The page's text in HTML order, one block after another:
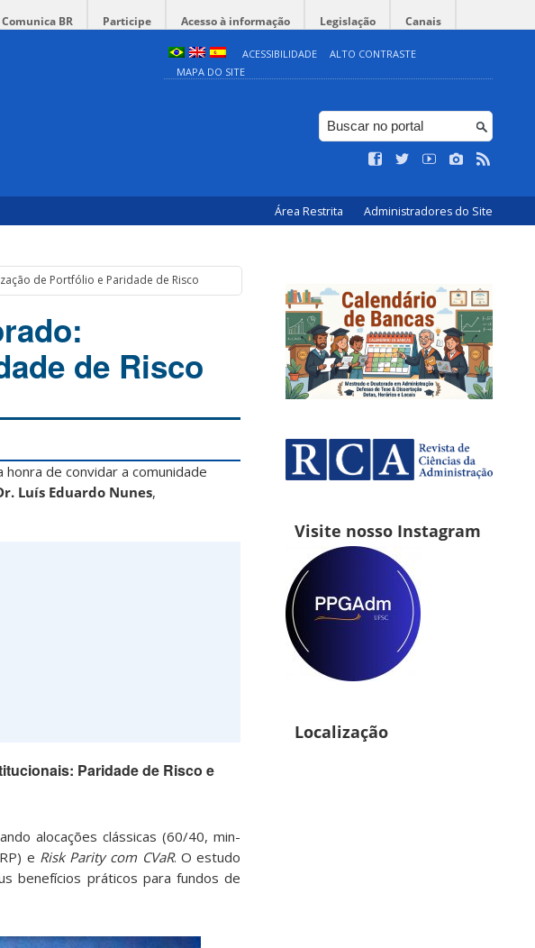
Comunica BR Participe Acesso à informação Legislação Canais
ACESSIBILIDADE
ALTO CONTRASTE
MAPA DO SITE
Área Restrita Administradores do Site
de Portfólio e Paridade de Risco
de Risco
de convidar a comunidade
Luís Eduardo Nunes,
Paridade de Risco e
alocações clássicas (60/40, min-
e Risk Parity com CVaR. O estudo
benefícios práticos para fundos de
Visite nosso Instagram
Localização